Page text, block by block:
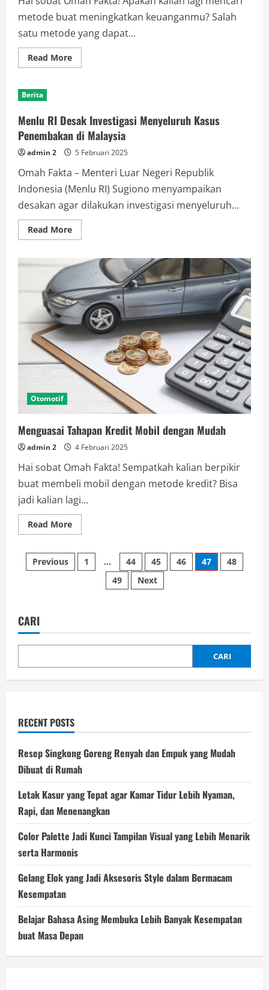
metode buat meningkatkan keuanganmu? Salah
satu metode yang dapat...
Read MoreRead
more
Dapat
Jadi
Opsi
Pas
buat
Masa
Depanmu
Berita
Menlu RI Desak Investigasi Menyeluruh Kasus
Penembakan di Malaysia
admin 2 5 Februari 2025
Omah Fakta – Menteri Luar Negeri Republik
Indonesia (Menlu RI) Sugiono menyampaikan
desakan agar dilakukan investigasi menyeluruh...
Read MoreRead
more
RI
Desak
Investigasi
Menyeluruh
Kasus
Penembakan
di
Malaysia
Otomotif
Menguasai Tahapan Kredit Mobil dengan Mudah
admin 2 4 Februari 2025
Hai sobat Omah Fakta! Sempatkah kalian berpikir
buat membeli mobil dengan metode kredit? Bisa
jadi kalian lagi...
Read MoreRead
more
Tahapan
Kredit
Mobil
Paginasi
Previous 1 … 44 45 46 47
48
49
Next
CARI
CARI
RECENT POSTS
Resep Singkong Goreng Renyah dan Empuk yang Mudah
Dibuat di Rumah
Letak Kasur yang Tepat agar Kamar Tidur Lebih Nyaman,
Rapi, dan Menenangkan
Color Palette Jadi Kunci Tampilan Visual yang Lebih Menarik
serta Harmonis
Gelang Elok yang Jadi Aksesoris Style dalam Bermacam
Kesempatan
Belajar Bahasa Asing Membuka Lebih Banyak Kesempatan
buat Masa Depan